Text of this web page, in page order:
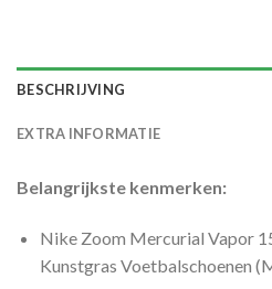
BESCHRIJVING
EXTRA INFORMATIE
Belangrijkste kenmerken:
Nike Zoom Mercurial Vapor
Kunstgras Voetbalschoenen